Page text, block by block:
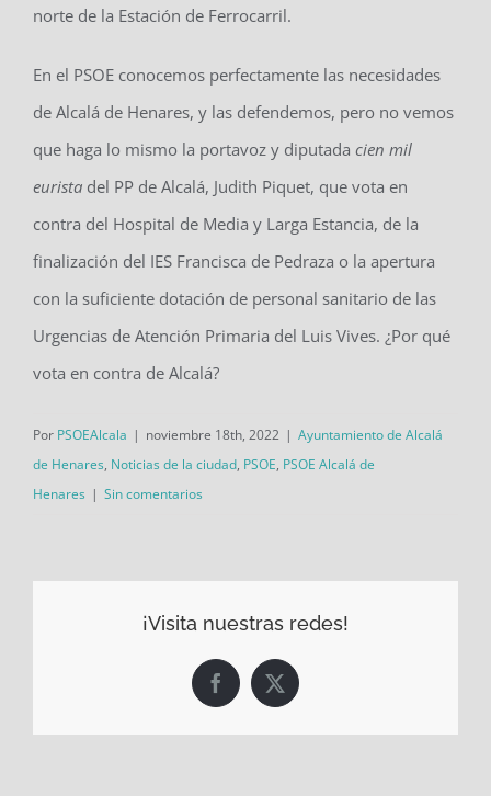
norte de la Estación de Ferrocarril.
En el PSOE conocemos perfectamente las necesidades
de Alcalá de Henares, y las defendemos, pero no vemos
que haga lo mismo la portavoz y diputada cien mil
eurista del PP de Alcalá, Judith Piquet, que vota en
contra del Hospital de Media y Larga Estancia, de la
finalización del IES Francisca de Pedraza o la apertura
con la suficiente dotación de personal sanitario de las
Urgencias de Atención Primaria del Luis Vives. ¿Por qué
vota en contra de Alcalá?
Por PSOEAlcala | noviembre 18th, 2022 | Ayuntamiento de Alcalá
de Henares, Noticias de la ciudad, PSOE, PSOE Alcalá de
Henares | Sin comentarios
¡Visita nuestras redes!
Facebook
X